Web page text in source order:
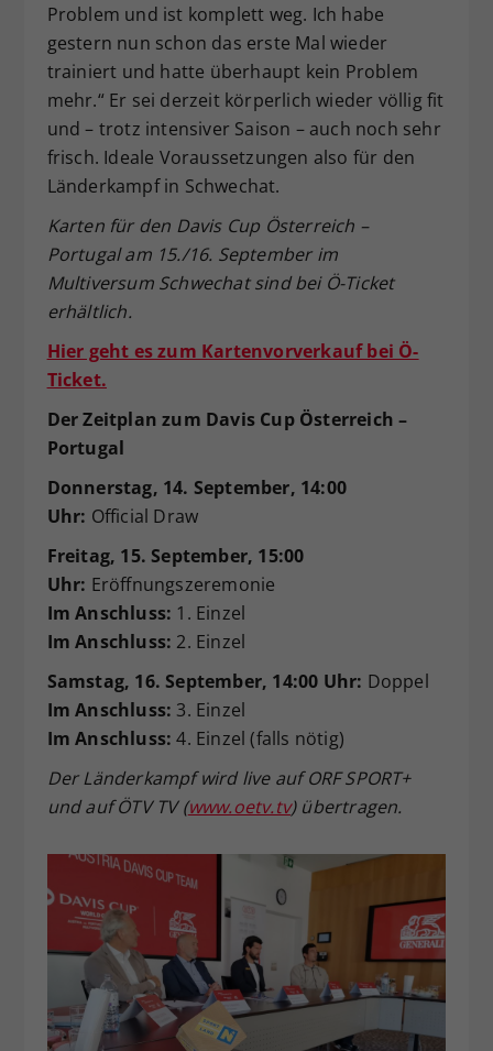
Problem und ist komplett weg. Ich habe
gestern nun schon das erste Mal wieder
trainiert und hatte überhaupt kein Problem
mehr.“ Er sei derzeit körperlich wieder völlig fit
und – trotz intensiver Saison – auch noch sehr
frisch. Ideale Voraussetzungen also für den
Länderkampf in Schwechat.
Karten für den Davis Cup Österreich –
Portugal am 15./16. September im
Multiversum Schwechat sind bei Ö-Ticket
erhältlich.
Hier geht es zum Kartenvorverkauf bei Ö-
Ticket.
Der Zeitplan zum Davis Cup Österreich –
Portugal
Donnerstag, 14. September, 14:00
Uhr: Official Draw
Freitag, 15. September, 15:00
Uhr: Eröffnungszeremonie
Im Anschluss: 1. Einzel
Im Anschluss: 2. Einzel
Samstag, 16. September, 14:00 Uhr: Doppel
Im Anschluss: 3. Einzel
Im Anschluss: 4. Einzel (falls nötig)
Der Länderkampf wird live auf ORF SPORT+
und auf ÖTV TV (www.oetv.tv) übertragen.